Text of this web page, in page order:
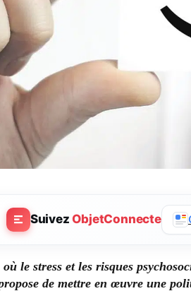
SuivezObjetConnecte
où le stress et les risques
de mettre en œuvre une